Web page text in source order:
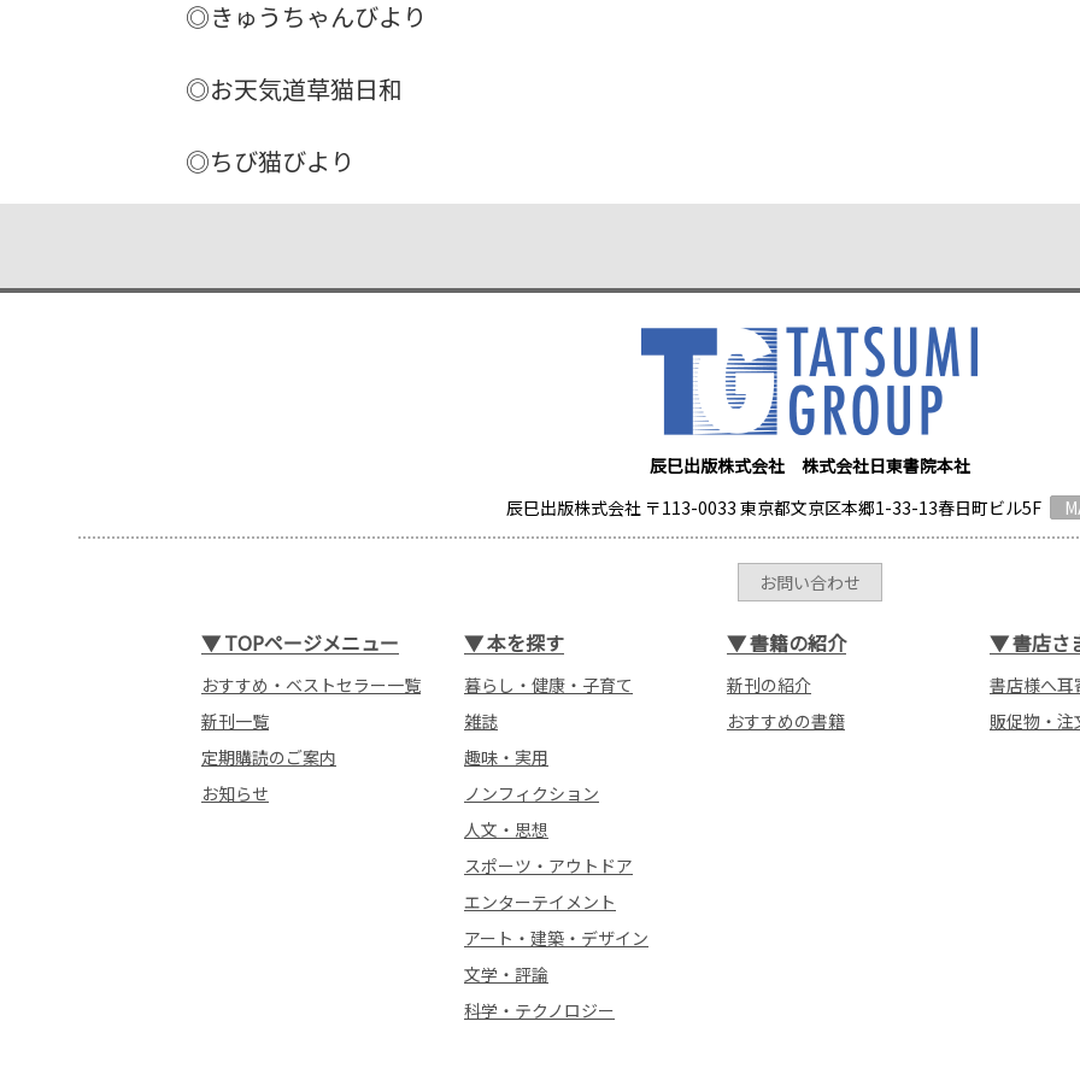
◎きゅうちゃんびより
◎お天気道草猫日和
◎ちび猫びより
辰巳出版株式会社 株式会社日東書院本社
辰巳出版株式会社 〒113-0033 東京都文京区本郷1-33-13春日町ビル5F
お問い合わせ
▼TOPページメニュー
おすすめ・ベストセラー一覧
新刊一覧
定期購読のご案内
お知らせ
▼本を探す
暮らし・健康・子育て
雑誌
趣味・実用
ノンフィクション
人文・思想
スポーツ・アウトドア
エンターテイメント
アート・建築・デザイン
文学・評論
科学・テクノロジー
▼書籍の紹介
新刊の紹介
おすすめの書籍
▼書店さ
書店様へ耳
販促物・